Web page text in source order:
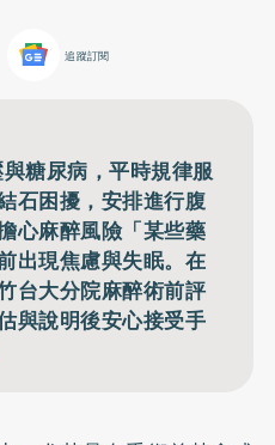
追蹤訂閱
糖尿病，平時規律服
石困擾，安排進行腹
心麻醉風險「某些藥
出現焦慮與失眠。在
台大分院麻醉術前評
與說明後安心接受手